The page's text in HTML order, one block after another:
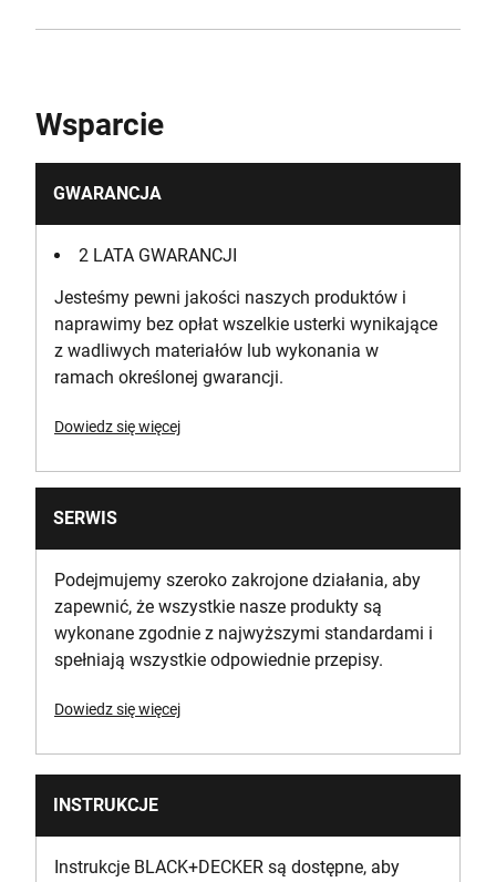
Wsparcie
GWARANCJA
2 LATA GWARANCJI
Jesteśmy pewni jakości naszych produktów i
naprawimy bez opłat wszelkie usterki wynikające
z wadliwych materiałów lub wykonania w
ramach określonej gwarancji.
Dowiedz się więcej
SERWIS
Podejmujemy szeroko zakrojone działania, aby
zapewnić, że wszystkie nasze produkty są
wykonane zgodnie z najwyższymi standardami i
spełniają wszystkie odpowiednie przepisy.
Dowiedz się więcej
INSTRUKCJE
Instrukcje BLACK+DECKER są dostępne, aby